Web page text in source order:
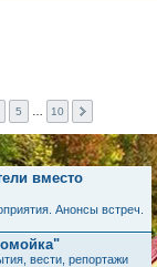
5 10
вместо
Анонсы встреч.
вести, репортажи